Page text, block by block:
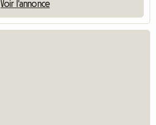
Voir l'annonce